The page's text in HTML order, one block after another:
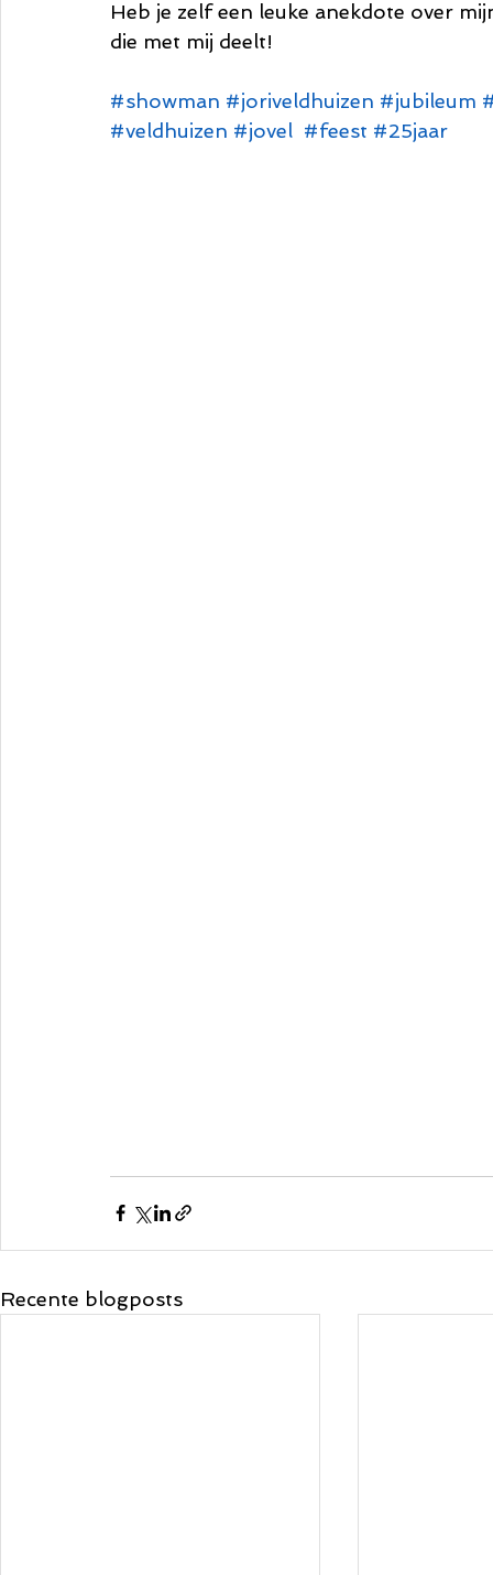
Heb je zelf een leuke anekdote over
die met mij deelt!
#showman #joriveldhuizen #jubileum
#veldhuizen #jovel #feest #25jaar
Recente blogposts